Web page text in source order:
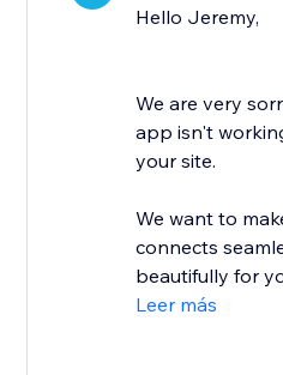
Hello Jeremy,
We are very
app isn't
your site.
We want to
connects
beautifully for
Leer más